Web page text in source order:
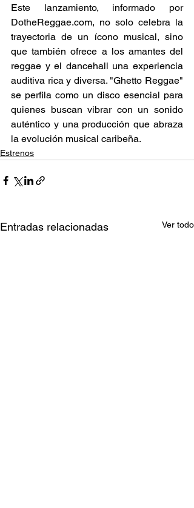
Este lanzamiento, informado por
DotheReggae.com, no solo celebra la
trayectoria de un ícono musical, sino
que también ofrece a los amantes del
reggae y el dancehall una experiencia
auditiva rica y diversa. "Ghetto Reggae"
se perfila como un disco esencial para
quienes buscan vibrar con un sonido
auténtico y una producción que abraza
la evolución musical caribeña.
Estrenos
Entradas relacionadas Ver todo